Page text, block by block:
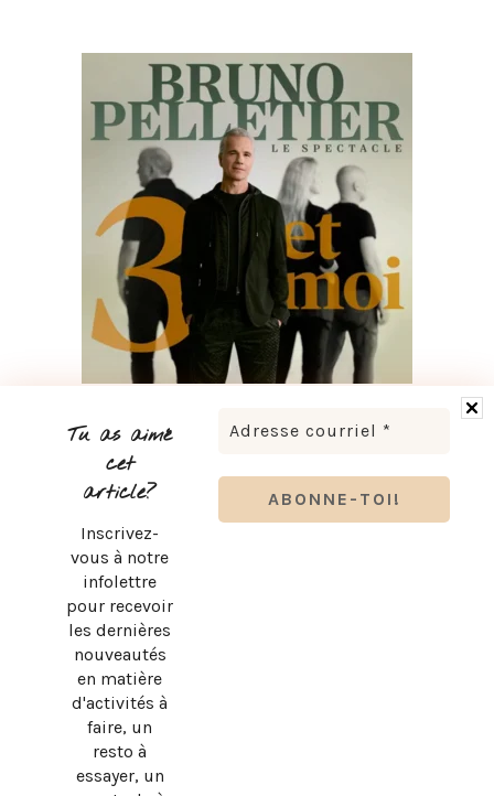
Tu as aimé
cet
article?
Inscrivez-
vous à notre
infolettre
pour recevoir
les dernières
nouveautés
en matière
d'activités à
faire, un
resto à
essayer, un